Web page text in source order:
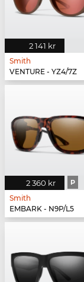
2 141 kr
Smith
VENTURE - YZ4/7Z
2 360 kr P
Smith
EMBARK - N9P/L5